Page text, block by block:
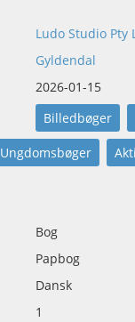
Ludo Studio Pty
Gyldendal
2026-01-15
Billedbøger
Ungdomsbøger
Bog
Papbog
Dansk
1